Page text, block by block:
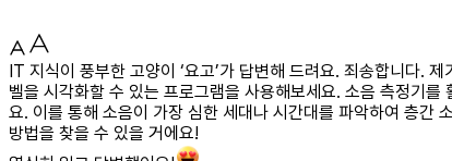
IT 지식이 풍부한 고양이 ‘요고’가 답변해 드려요. 죄송합니다.
벨을 시각화할 수 있는 프로그램을 사용해보세요. 소음 측정기
요. 이를 통해 소음이 가장 심한 세대나 시간대를 파악하여 층간
방법을 찾을 수 있을 거에요!